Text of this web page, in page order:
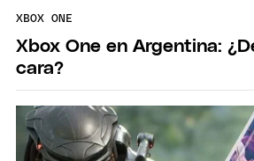
XBOX ONE
Xbox One en Argentina:
cara?